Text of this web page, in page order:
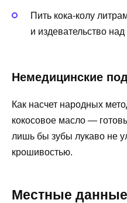
Пить кока-колу
и издевательство
Немедицинские
Как насчет народных
кокосовое масло —
лишь бы зубы лукаво не
крошивостью.
Местные данные